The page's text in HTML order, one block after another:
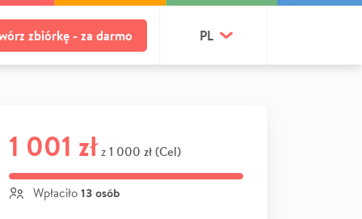
zbiórkę - za darmo PL
1 001 zł z 1 000 zł (Cel)
Wpłaciło 13 osób